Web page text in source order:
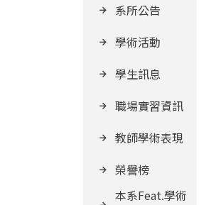
系所公告
學術活動
學生訊息
職場實習資訊
教師學術表現
榮譽榜
本系Feat.學術